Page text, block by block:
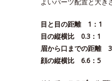
目と目の距離 1：1
目の縦横比 0.3：1
眉から口までの距離
顔の縦横比 6.6：5